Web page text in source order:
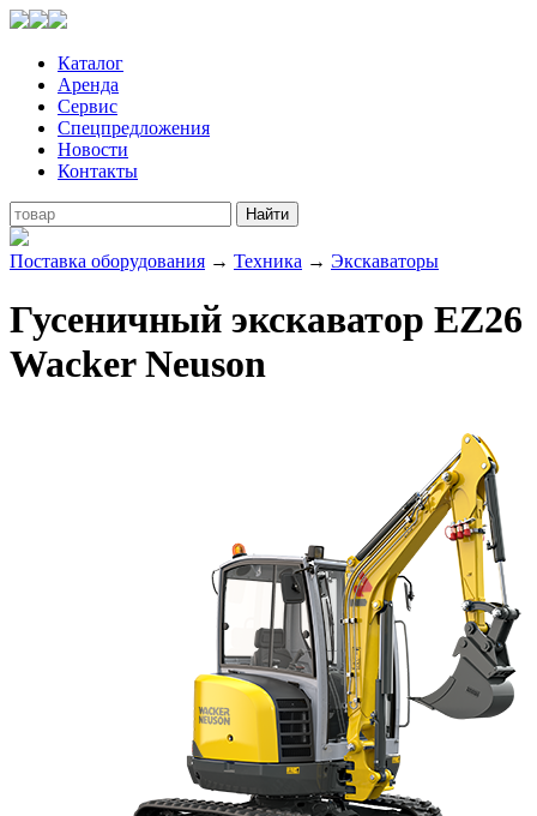
Каталог
Аренда
Сервис
Спецпредложения
Новости
Контакты
Поставка оборудования → Техника → Экскаваторы
Гусеничный экскаватор EZ26
Wacker Neuson